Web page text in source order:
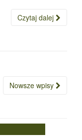
Czytaj dalej
Nowsze wpisy